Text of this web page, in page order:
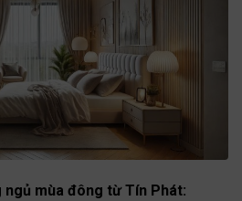
ngủ mùa đông từ Tín Phát: